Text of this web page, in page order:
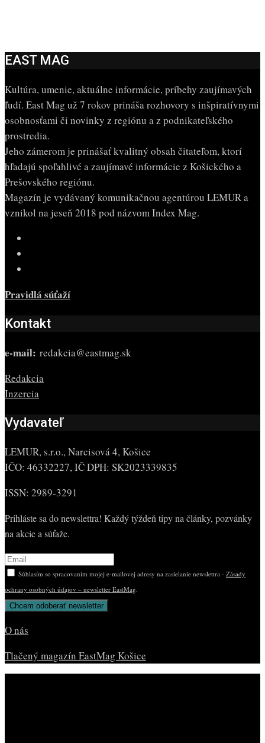
EAST MAG
Kultúra, umenie, aktuálne informácie, príbehy zaujímavých
ľudí. East Mag už 7 rokov prináša rozhovory s inšpiratívnymi
osobnosťami či novinky z regiónu a z podnikateľského
prostredia.
Jeho zámerom je prinášať kvalitný obsah čitateľom, ktorí
hľadajú spoľahlivé a zaujímavé informácie z Košického a
Prešovského regiónu.
Magazín je vydávaný komunikačnou agentúrou LEMUR a
vznikol na jeseň 2018 pod názvom Index Mag.
Pravidlá súťaží
Kontakt
e-mail: redakcia@eastmag.sk
Redakcia
Inzercia
Vydavateľ
LEMUR, s.r.o., Narcisová 4, Košice
IČO: 46332227, IČ DPH: SK2023339835
ISSN: 2989-3291
Prihláste sa do newslettra! Každý týždeň tipy na články, pozvánky
na akcie a súťaže.
Súhlasím so spracovaním mojej e-mailovej adresy na zasielanie newslettra - Zásady
ochrany osobných údajov – newsletter EastMag.
O nás
Tlačený magazín EastMag Košice